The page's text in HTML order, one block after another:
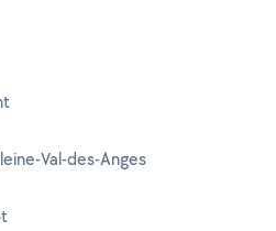
Val-des-Anges